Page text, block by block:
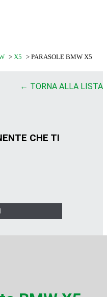
> X5 > PARASOLE BMW X5
← TORNA ALLA LISTA
CHE TI